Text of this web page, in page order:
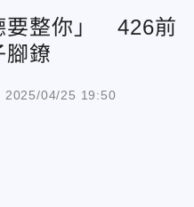
要整你」 426前
腳鐐
2025/04/25 19:50